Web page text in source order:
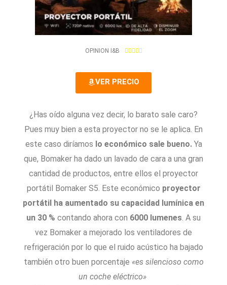
OPINION I&B 4
2
5
VER PRECIO
¿Has oído alguna vez decir, lo barato sale caro?
Pues muy bien a esta proyector no se le aplica. En
este caso diríamos lo económico sale bueno.Ya
que, Bomaker ha dado un lavado de cara a una gran
cantidad de productos, entre ellos el proyector
portátil Bomaker S5. Este económico proyector
portátil ha aumentado su capacidad lumínica en
un 30 % contando ahora con 6000 lumenes. A su
vez Bomaker a mejorado los ventiladores de
refrigeración por lo que el ruido acústico ha bajado
también otro buen porcentaje «es silencioso como
un coche eléctrico»